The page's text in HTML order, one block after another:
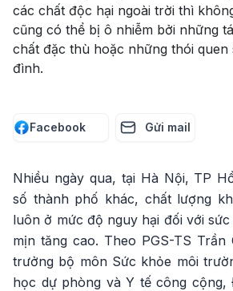
các chất độc hại ngoài trời thì
cũng có thể bị ô nhiễm bởi những
chất đặc thù hoặc những thói quen
đình.
Facebook Gửi mail
Nhiều ngày qua, tại Hà Nội, TP
số thành phố khác, chất lượng
luôn ở mức độ nguy hại đối với
mịn tăng cao. Theo PGS-TS Trần
trưởng bộ môn Sức khỏe môi
học dự phòng và Y tế công cộng,